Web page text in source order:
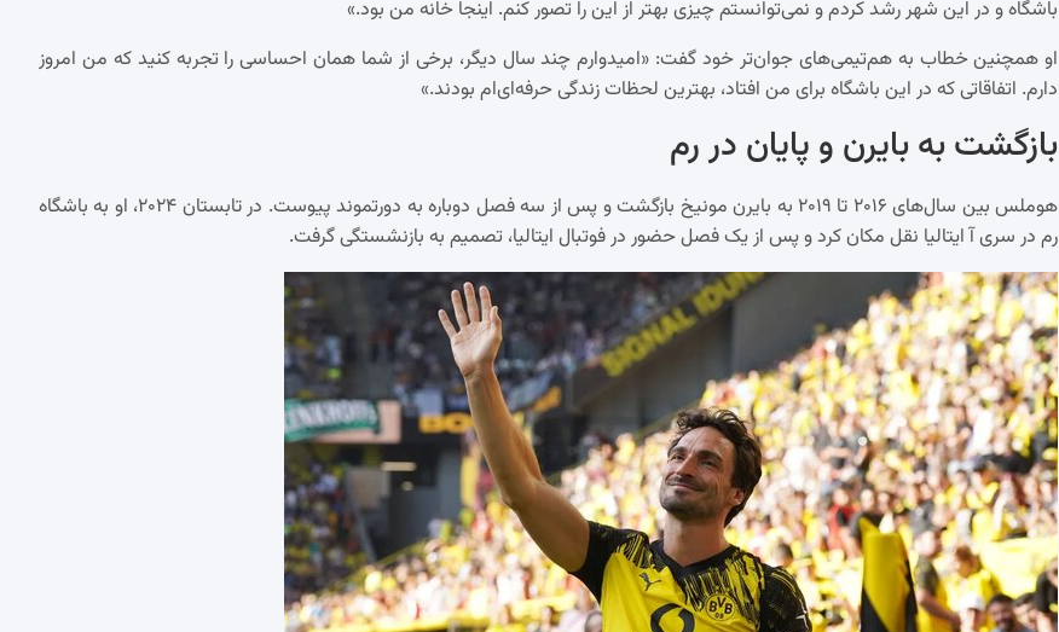
باشگاه و در این شهر رشد کردم و نمی‌توانستم چیزی بهتر از این را تصور کنم. اینجا خانه من بود.»
او همچنین خطاب به هم‌تیمی‌های جوان‌تر خود گفت: «امیدوارم چند سال دیگر، برخی از شما همان احساسی را تجربه کنید که من امروز
دارم. اتفاقاتی که در این باشگاه برای من افتاد، بهترین لحظات زندگی حرفه‌ای‌ام بودند.»
بازگشت به بایرن و پایان در رم
هوملس بین سال‌های ۲۰۱۶ تا ۲۰۱۹ به بایرن مونیخ بازگشت و پس از سه فصل دوباره به دورتموند پیوست. در تابستان ۲۰۲۴، او به باشگاه
رم در سری آ ایتالیا نقل مکان کرد و پس از یک فصل حضور در فوتبال ایتالیا، تصمیم به بازنشستگی گرفت.